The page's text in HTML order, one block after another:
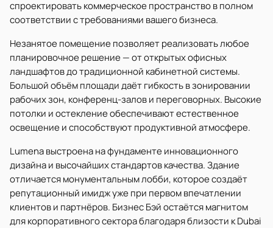
спроектировать коммерческое пространство в полном
соответствии с требованиями вашего бизнеса.
Незанятое помещение позволяет реализовать любое
планировочное решение — от открытых офисных
ландшафтов до традиционной кабинетной системы.
Большой объём площади даёт гибкость в зонировании
рабочих зон, конференц-залов и переговорных. Высокие
потолки и остекление обеспечивают естественное
освещение и способствуют продуктивной атмосфере.
Lumena выстроена на фундаменте инновационного
дизайна и высочайших стандартов качества. Здание
отличается монументальным лобби, которое создаёт
репутационный имидж уже при первом впечатлении
клиентов и партнёров. Бизнес Бэй остаётся магнитом
для корпоративного сектора благодаря близости к Dubai